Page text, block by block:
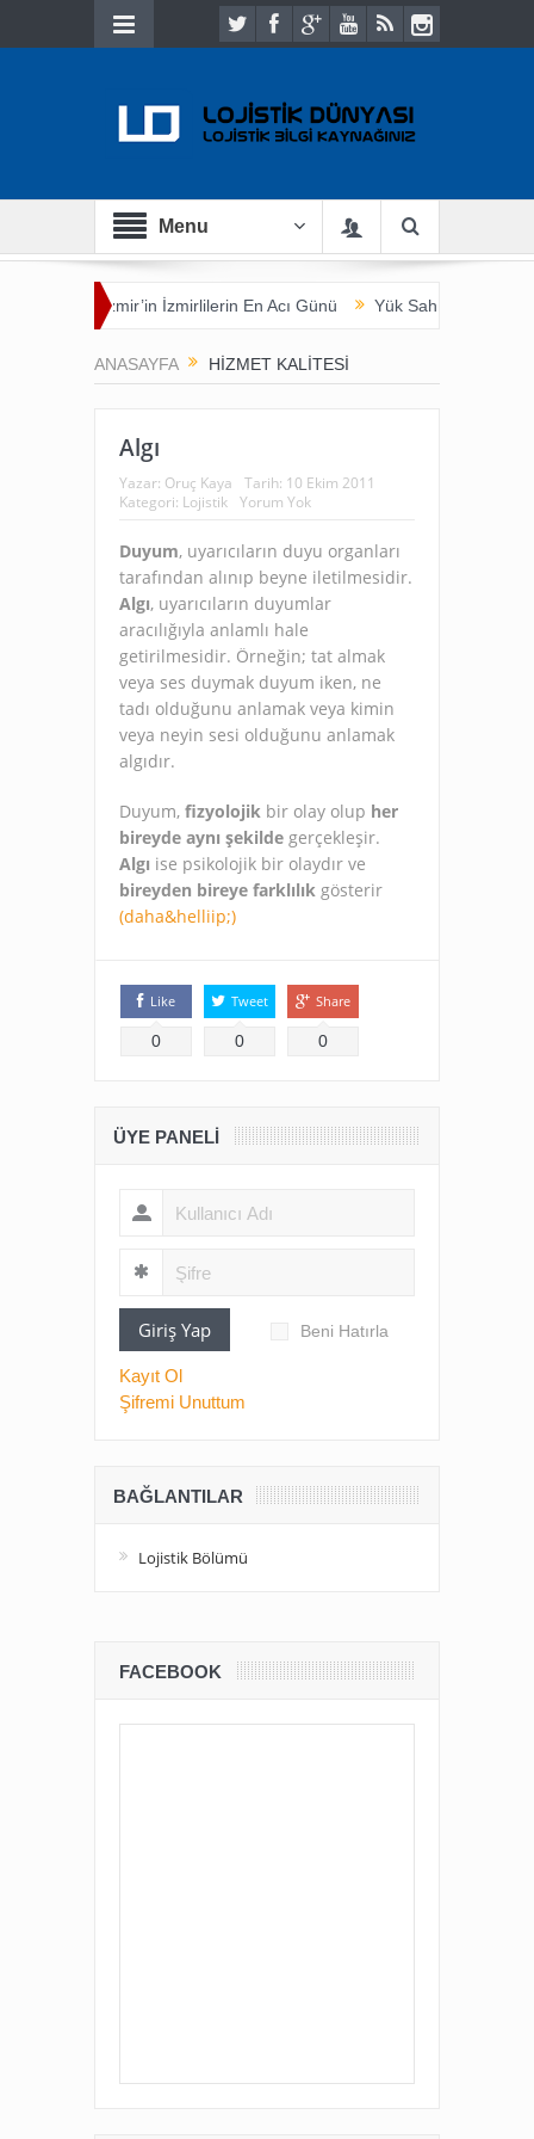
Menu
İzmir’in İzmirlilerin En Acı Günü Yük Sahibi Açısından
ANASAYFA HIZMET KALITESI
Algı
Yazar: Oruç Kaya Tarih: 10 Ekim 2011
Kategori: Lojistik Yorum Yok
Duyum, uyarıcıların duyu organları
tarafından alınıp beyne iletilmesidir.
Algı, uyarıcıların duyumlar
aracılığıyla anlamlı hale
getirilmesidir. Örneğin; tat almak
veya ses duymak duyum iken, ne
tadı olduğunu anlamak veya kimin
veya neyin sesi olduğunu anlamak
algıdır.
Duyum, fizyolojik bir olay olup her
bireyde aynı şekilde gerçekleşir.
Algı ise psikolojik bir olaydır ve
bireyden bireye farklılık gösterir
(daha&helliip;)
Like
0
Tweet
0
Share
0
ÜYE PANELI
Giriş Yap Beni Hatırla
Kayıt Ol
Şifremi Unuttum
BAĞLANTILAR
Lojistik Bölümü
FACEBOOK